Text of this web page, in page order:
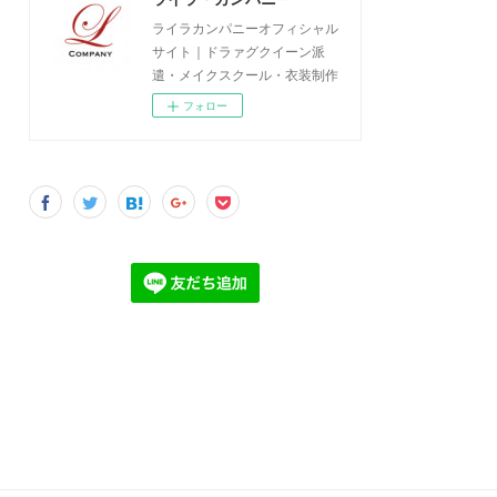
ライラカンパニーオフィシャル
サイト｜ドラァグクイーン派
遣・メイクスクール・衣装制作
フォロー